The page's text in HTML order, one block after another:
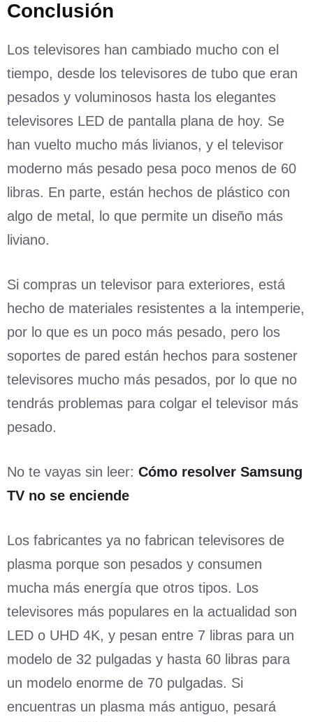
Conclusión
Los televisores han cambiado mucho con el
tiempo, desde los televisores de tubo que eran
pesados y voluminosos hasta los elegantes
televisores LED de pantalla plana de hoy. Se
han vuelto mucho más livianos, y el televisor
moderno más pesado pesa poco menos de 60
libras. En parte, están hechos de plástico con
algo de metal, lo que permite un diseño más
liviano.
Si compras un televisor para exteriores, está
hecho de materiales resistentes a la intemperie,
por lo que es un poco más pesado, pero los
soportes de pared están hechos para sostener
televisores mucho más pesados, por lo que no
tendrás problemas para colgar el televisor más
pesado.
No te vayas sin leer: Cómo resolver Samsung
TV no se enciende
Los fabricantes ya no fabrican televisores de
plasma porque son pesados y consumen
mucha más energía que otros tipos. Los
televisores más populares en la actualidad son
LED o UHD 4K, y pesan entre 7 libras para un
modelo de 32 pulgadas y hasta 60 libras para
un modelo enorme de 70 pulgadas. Si
encuentras un plasma más antiguo, pesará